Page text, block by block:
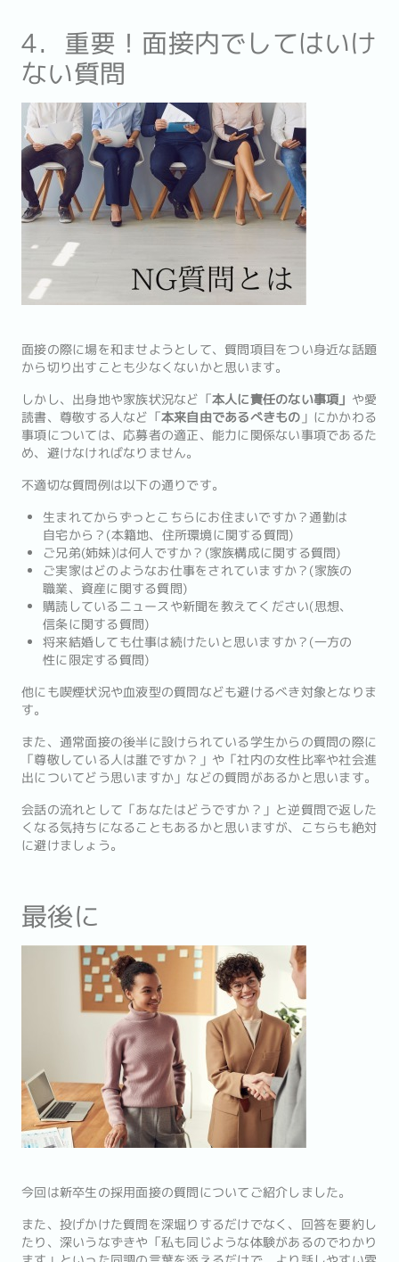
4．重要！面接内でしてはいけ
ない質問
面接の際に場を和ませようとして、質問項目をつい身近な話題
から切り出すことも少なくないかと思います。
しかし、出身地や家族状況など「本人に責任のない事項」 や愛
読書、尊敬する人など「本来自由であるべきもの」にかかわる
事項については、応募者の適正、能力に関係ない事項であるた
め、避けなければなりません。
不適切な質問例は以下の通りです。
生まれてからずっとこちらにお住まいですか？通勤は
自宅から？(本籍地、住所環境に関する質問)
ご兄弟(姉妹)は何人ですか？(家族構成に関する質問)
ご実家はどのようなお仕事をされていますか？(家族の
職業、資産に関する質問)
購読しているニュースや新聞を教えてください(思想、
信条に関する質問)
将来結婚しても仕事は続けたいと思いますか？(一方の
性に限定する質問)
他にも喫煙状況や血液型の質問なども避けるべき対象となりま
す。
また、通常面接の後半に設けられている学生からの質問の際に
「尊敬している人は誰ですか？」や「社内の女性比率や社会進
出についてどう思いますか」などの質問があるかと思います。
会話の流れとして「あなたはどうですか？」と逆質問で返した
くなる気持ちになることもあるかと思いますが、こちらも絶対
に避けましょう。
最後に
今回は新卒生の採用面接の質問についてご紹介しました。
また、投げかけた質問を深堀りするだけでなく、回答を要約し
たり、深いうなずきや「私も同じような体験があるのでわかり